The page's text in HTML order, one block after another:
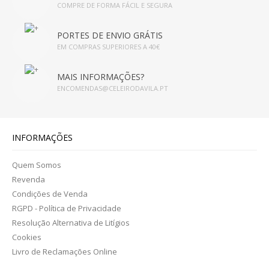
CORPO
HIGIENE FEMININA
ROSTO
SABONETES E GEL BANHO
TINTAS
COMPRE DE FORMA FÁCIL E SEGURA
PORTES DE ENVIO GRÁTIS
EM COMPRAS SUPERIORES A 40€
MAIS INFORMAÇÕES?
ENCOMENDAS@CELEIRODAVILA.PT
INFORMAÇÕES
Quem Somos
Revenda
Condições de Venda
RGPD - Política de Privacidade
Resolução Alternativa de Litígios
Cookies
Livro de Reclamações Online